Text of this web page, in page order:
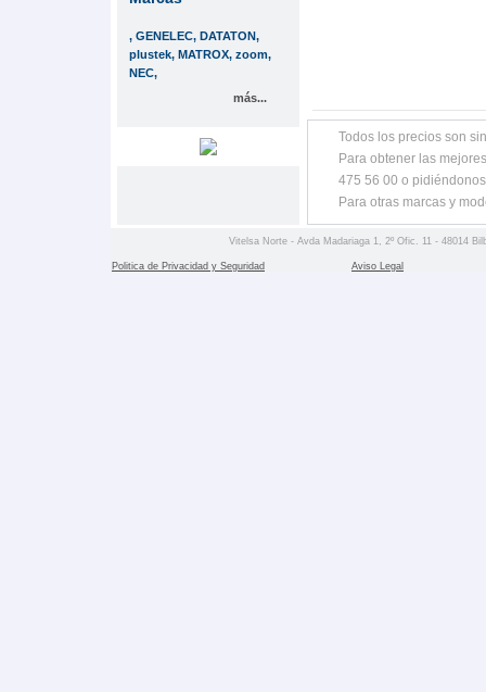
, GENELEC, DATATON,
plustek, MATROX, zoom,
NEC,
más...
Todos los precios son
Para obtener las
475 56 00 o
Para otras marcas y
Vitelsa Norte - Avda Madariaga 1, 2º Ofic. 11 - 48014
Politica de Privacidad y Seguridad Aviso Legal